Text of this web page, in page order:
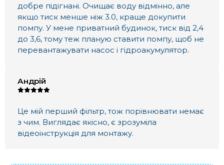
добре підігнані. Очищає воду відмінно, але
якщо тиск менше ніж 3.0, краще докупити
помпу. У мене приватний будинок, тиск від 2,4
до 3,6, тому теж планую ставити помпу, щоб не
перевантажувати насос і гідроакумулятор.
Андрій
Це мій перший фільтр, тож порівнювати немає
з чим. Виглядає якісно, є зрозуміла
відеоінструкція для монтажу.